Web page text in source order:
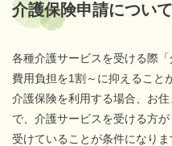
介護保険申請について
各種介護サービスを受ける際
費用負担を1割～に抑えること
介護保険を利用する場合、お
で、介護サービスを受ける方
受けていることが条件になりま